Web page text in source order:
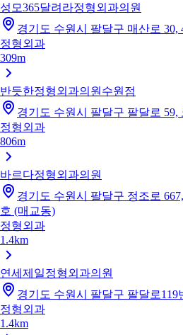
성모365달려라정형외과의원
경기도 수원시 팔달구 매산로 30,
정형외과
309m
반듯한정형외과의원수원점
경기도 수원시 팔달구 팔달로 59,
정형외과
806m
바르다정형외과의원
경기도 수원시 팔달구 정조로
호 (매교동)
정형외과
1.4km
연세제일정형외과의원
경기도 수원시 팔달구 팔달로119
정형외과
1.4km